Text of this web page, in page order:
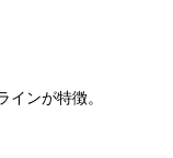
ンが特徴。